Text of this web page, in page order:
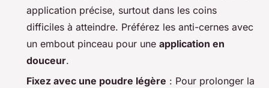
application précise, surtout dans les coins
difficiles à atteindre. Préférez les anti-cernes avec
un embout pinceau pour une application en
douceur.
Fixez avec une poudre légère : Pour prolonger la